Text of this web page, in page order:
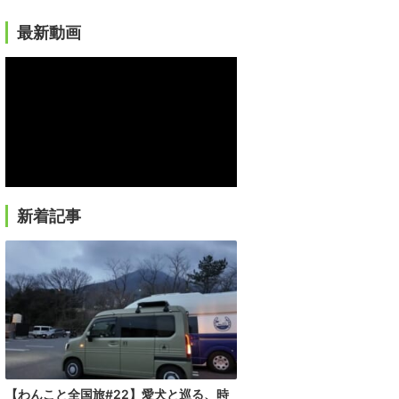
最新動画
新着記事
【わんこと全国旅#22】愛犬と巡る、時